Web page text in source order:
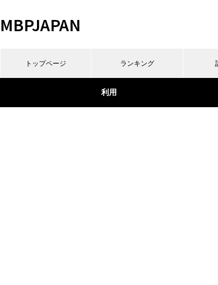
MBPJAPAN
トップページ ランキング
利用